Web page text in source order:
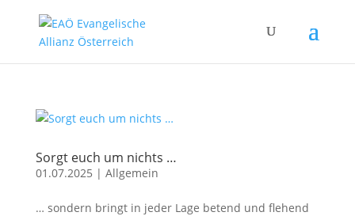
Sorgt euch um nichts …
01.07.2025 | Allgemein
… sondern bringt in jeder Lage betend und flehend